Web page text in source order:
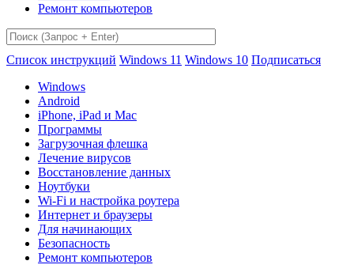
Ремонт компьютеров
Список инструкций Windows 11 Windows 10 Подписаться
Windows
Android
iPhone, iPad и Mac
Программы
Загрузочная флешка
Лечение вирусов
Восстановление данных
Ноутбуки
Wi-Fi и настройка роутера
Интернет и браузеры
Для начинающих
Безопасность
Ремонт компьютеров